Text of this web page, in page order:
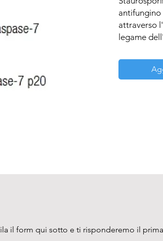
antifungino
attraverso
legame
il form qui sotto e ti risponderemo il